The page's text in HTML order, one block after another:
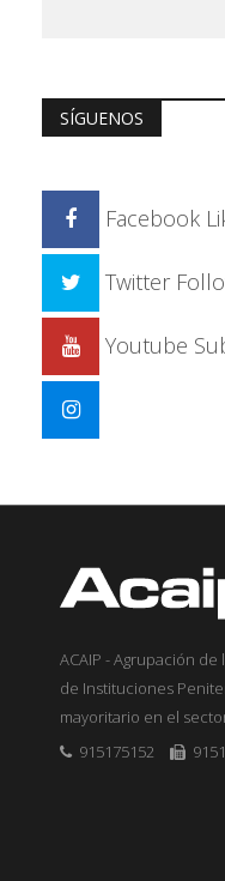
SÍGUENOS
Facebook
Twitter
Youtube
ACAIP - Agrupación
de Instituciones
mayoritario en el
915175152